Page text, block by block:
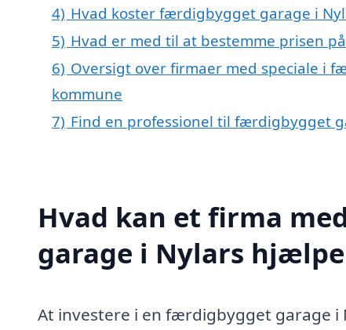
4) Hvad koster færdigbygget garage i
5) Hvad er med til at bestemme prisen
6) Oversigt over firmaer med speciale i
kommune
7) Find en professionel til færdigbygget
Hvad kan et firma
garage i Nylars
At investere i en færdigbygget garage i